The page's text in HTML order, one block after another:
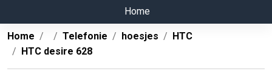
Home
Home Telefonie hoesjes
HTC
HTC desire 628